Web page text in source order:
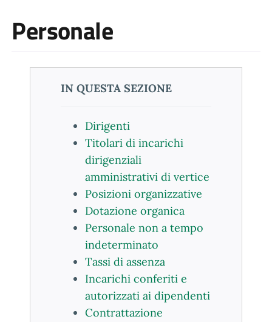
Personale
IN QUESTA SEZIONE
Dirigenti
Titolari di incarichi
dirigenziali
amministrativi di vertice
Posizioni organizzative
Dotazione organica
Personale non a tempo
indeterminato
Tassi di assenza
Incarichi conferiti e
autorizzati ai dipendenti
Contrattazione